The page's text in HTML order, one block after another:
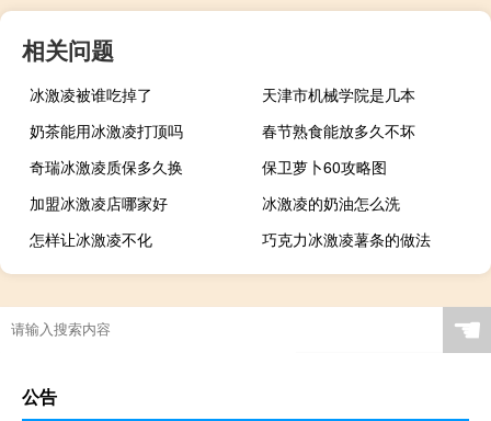
相关问题
冰激凌被谁吃掉了
天津市机械学院是几本
奶茶能用冰激凌打顶吗
春节熟食能放多久不坏
奇瑞冰激凌质保多久换
保卫萝卜60攻略图
加盟冰激凌店哪家好
冰激凌的奶油怎么洗
怎样让冰激凌不化
巧克力冰激凌薯条的做法
☚
公告